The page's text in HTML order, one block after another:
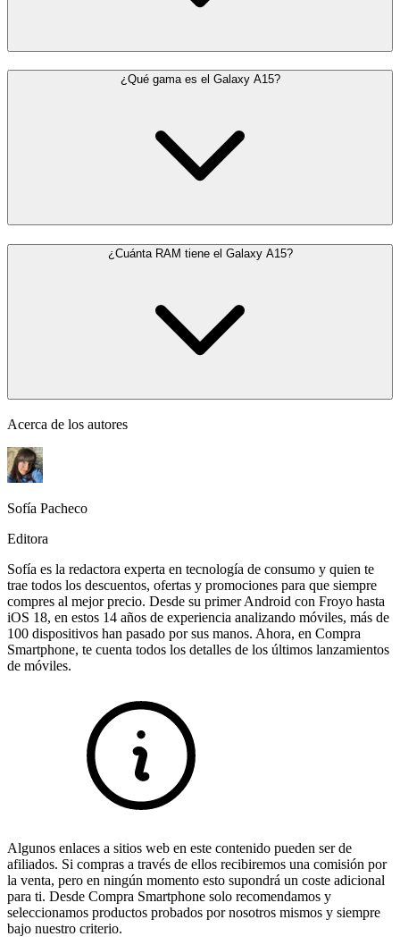
¿Qué gama es el Galaxy A15?
¿Cuánta RAM tiene el Galaxy A15?
Acerca de los autores
Sofía Pacheco
Editora
Sofía es la redactora experta en tecnología de consumo y quien te
trae todos los descuentos, ofertas y promociones para que siempre
compres al mejor precio. Desde su primer Android con Froyo hasta
iOS 18, en estos 14 años de experiencia analizando móviles, más de
100 dispositivos han pasado por sus manos. Ahora, en Compra
Smartphone, te cuenta todos los detalles de los últimos lanzamientos
de móviles.
Algunos enlaces a sitios web en este contenido pueden ser de
afiliados. Si compras a través de ellos recibiremos una comisión por
la venta, pero en ningún momento esto supondrá un coste adicional
para ti. Desde Compra Smartphone solo recomendamos y
seleccionamos productos probados por nosotros mismos y siempre
bajo nuestro criterio.